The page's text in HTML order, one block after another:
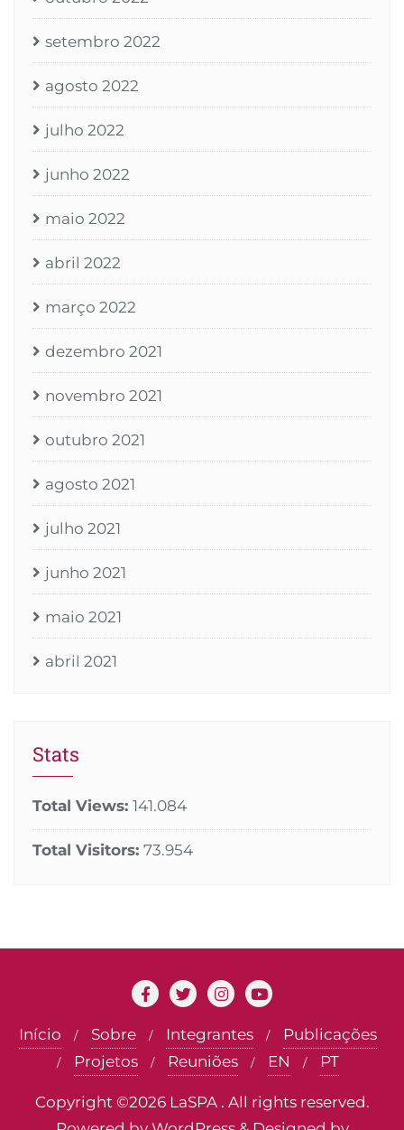
setembro 2022
agosto 2022
julho 2022
junho 2022
maio 2022
abril 2022
março 2022
dezembro 2021
novembro 2021
outubro 2021
agosto 2021
julho 2021
junho 2021
maio 2021
abril 2021
Stats
Total Views: 141.084
Total Visitors: 73.954
Início Sobre Integrantes
Publicações
Projetos
Reuniões EN PT
Copyright ©2026 LaSPA . All rights reserved.